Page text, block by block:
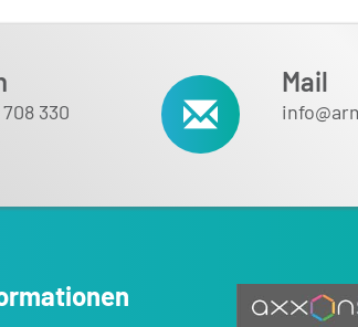
330
Mail